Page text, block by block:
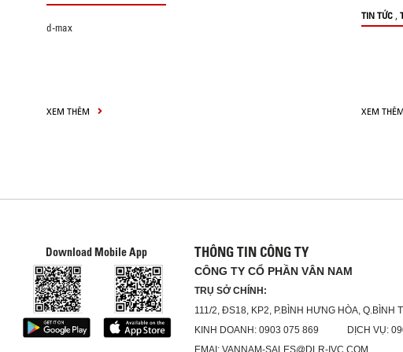
d-max
XEM THÊM
TIN TỨC ,
XEM THÊM
Download Mobile App THÔNG TIN CÔNG TY
CÔNG TY CỔ PHẦN VÂN NAM
TRỤ SỞ CHÍNH:
111/2, ĐS18, KP2, P.BÌNH HƯNG HÒA, Q.BÌNH
KINH DOANH: 0903 075 869 DỊCH VỤ:
EMAI: VANNAM-SALES@DLR-IVC.COM